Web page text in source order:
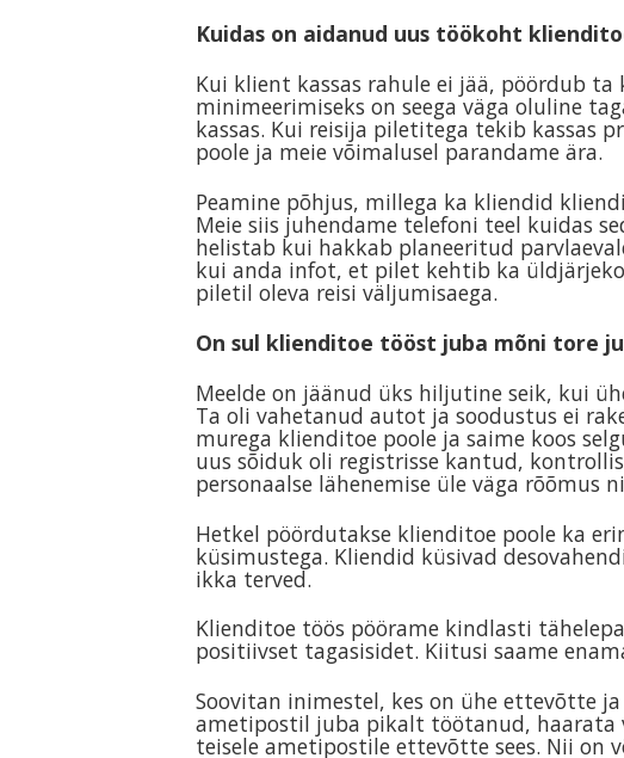
Kuidas on aidanud uus töökoht
Kui klient kassas rahule ei jää, pöördub
minimeerimiseks on seega väga oluline
kassas. Kui reisija piletitega tekib kassas
poole ja meie võimalusel parandame ära.
Peamine põhjus, millega ka kliendid
Meie siis juhendame telefoni teel kuidas
helistab kui hakkab planeeritud
kui anda infot, et pilet kehtib ka
piletil oleva reisi väljumisaega.
On sul klienditoe tööst juba mõni tore
Meelde on jäänud üks hiljutine seik, kui
Ta oli vahetanud autot ja soodustus ei
murega klienditoe poole ja saime koos
uus sõiduk oli registrisse kantud,
personaalse lähenemise üle väga rõõmus
Hetkel pöördutakse klienditoe poole ka
küsimustega. Kliendid küsivad
ikka terved.
Klienditoe töös pöörame kindlasti
positiivset tagasisidet. Kiitusi saame
Soovitan inimestel, kes on ühe ettevõtte
ametipostil juba pikalt töötanud, haarata
teisele ametipostile ettevõtte sees. Nii on